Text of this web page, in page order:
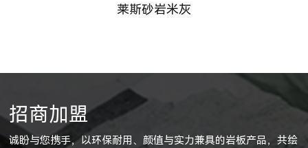
莱斯砂岩米灰
招商加盟
诚盼与您携手，以环保耐用、颜值与实力兼具的岩板产品，共绘